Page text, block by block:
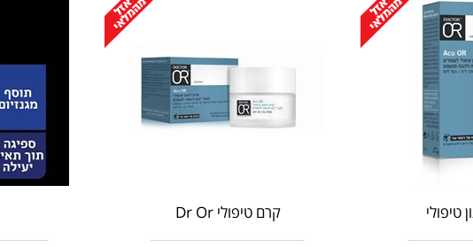
קרם טיפולי Dr Or